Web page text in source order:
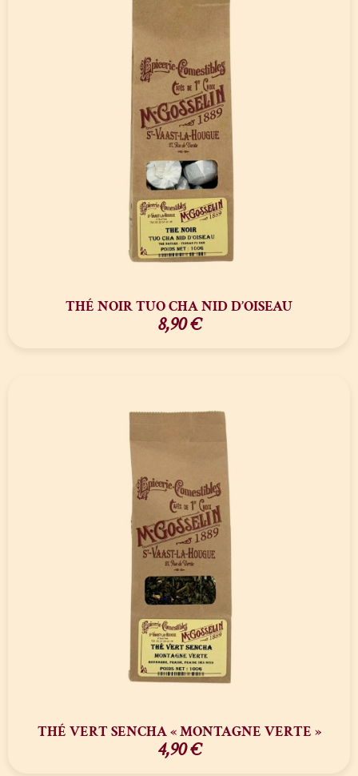
THÉ NOIR TUO CHA NID D’OISEAU
8,90€
THÉ VERT SENCHA « MONTAGNE VERTE »
4,90€